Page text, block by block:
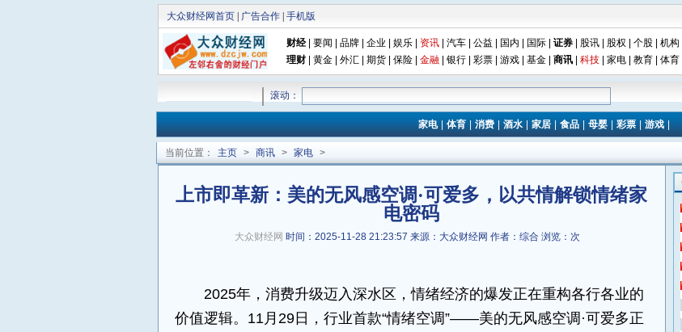
大众财经网首页| 广告合作| 手机版
财经| 要闻 品牌| 企业 娱乐| 资讯| 汽车| 公益 国内 国际| 证券| 股讯| 股权 个股| 机构
理财| 黄金| 外汇| 期货| 保险| 金融| 银行 彩票| 游戏| 基金| 商讯| 科技| 家电| 教育| 体育|
滚动：
家电|体育|消费|酒水|家居|食品|母婴|彩票|游戏|
当前位置： 主页 > 商讯 > 家电 >
上市即革新：美的无风感空调·可爱多，以共情解锁情绪家
电密码
大众财经网 时间：2025-11-28 21:23:57 来源：大众财经网 作者：综合 浏览： 次
2025年，消费升级迈入深水区，情绪经济的爆发正在重构各行各业的
价值逻辑。11月29日，行业首款“情绪空调”——美的无风感空调·可爱多正